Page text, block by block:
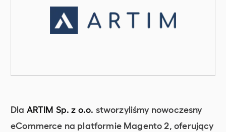
Dla ARTIM Sp. z o.o. stworzyliśmy nowoczesny
eCommerce na platformie Magento 2, oferujący